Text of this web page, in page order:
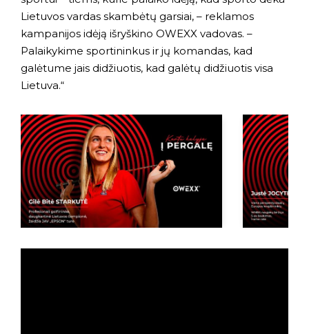
Lietuvos vardas skambėtų garsiai, – reklamos
kampanijos idėją išryškino OWEXX vadovas. –
Palaikykime sportininkus ir jų komandas, kad
galėtume jais didžiuotis, kad galėtų didžiuotis visa
Lietuva.“